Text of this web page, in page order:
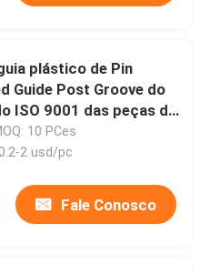
plástico de Pin
Guide Post Groove do
ISO 9001 das peças da
por injeção de ASTM
10 PCes
2 usd/pc
Fale Conosco